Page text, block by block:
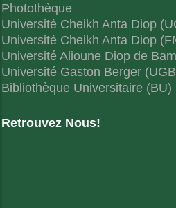
Photothèque
Université Cheikh Anta Diop
Université Cheikh Anta Diop
Université Alioune Diop de
Université Gaston Berger
Bibliothèque Universitaire (BU)
Retrouvez Nous!